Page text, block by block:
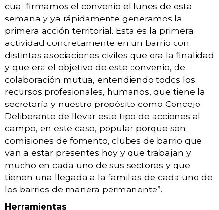
cual firmamos el convenio el lunes de esta
semana y ya rápidamente generamos la
primera acción territorial. Esta es la primera
actividad concretamente en un barrio con
distintas asociaciones civiles que era la finalidad
y que era el objetivo de este convenio, de
colaboración mutua, entendiendo todos los
recursos profesionales, humanos, que tiene la
secretaría y nuestro propósito como Concejo
Deliberante de llevar este tipo de acciones al
campo, en este caso, popular porque son
comisiones de fomento, clubes de barrio que
van a estar presentes hoy y que trabajan y
mucho en cada uno de sus sectores y que
tienen una llegada a la familias de cada uno de
los barrios de manera permanente”.
Herramientas